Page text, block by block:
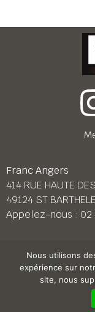
Franc Angers
414 RUE HAUTE
49124 ST
Appelez-nous : 02
Franc Le Mans
158 BD PIERRE
72230 ARNAGE
Nous utilisons
expérience sur
site, nous